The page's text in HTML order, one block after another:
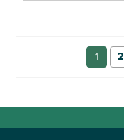
1 2